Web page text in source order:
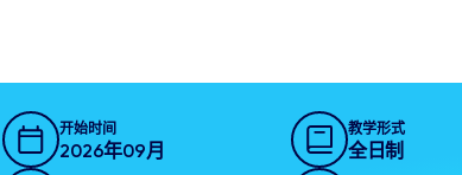
开始时间
2026年09月
教学形式
全日制